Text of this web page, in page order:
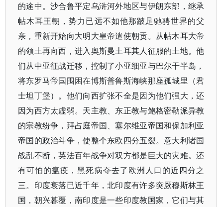
的途中。沙合鲁平定乌浒河外地区与伊朗东部，继承
帖木耳王朝，势力已远不如他那跛足驰骋世界的父
亲，重新开始向大明大皇帝遣使朝贡。从帖木耳大帝
的领土再向西，进入奥斯曼土耳其人征服的土地。他
们从中亚征战迁移，控制了小亚细亚与巴尔干半岛，
将东罗马帝国围困在博斯普鲁斯海峡那座孤城里（君
士坦丁堡）。他们向西扩张不全是因为他们强大，还
因为西方太虚弱。天主教、东正教与鲍格密勒派异教
的宗教纷争，拜占庭帝国、塞尔维亚帝国和保加利亚
帝国的政治斗争，使整个东欧四分五裂。意大利诸国
战乱不断，英法百年战争对双方都是巨大的灾难。还
有可怕的瘟疫，黑死病夺去了欧洲人口的近四分之
三。印度衰落已近千年，北印度有许多突厥穆斯林王
国，朝兴暮覆，南印度是一些印度教国家，它们与其